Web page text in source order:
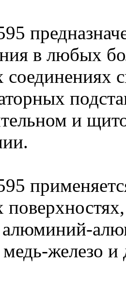
в любых
соединениях
и
алюминий-
железо и